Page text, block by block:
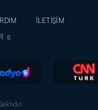
İLETİŞİM